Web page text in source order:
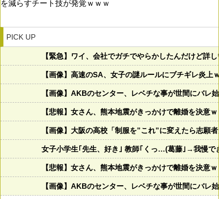
を減らすチート技が発覚ｗｗｗ
PICK UP
【緊急】ワイ、会社でガチでやらかしたんだけど詳
【画像】高速のSA、女子の謎ルールにブチギレ炎上
【画像】AKBのセンター、レベチな事が世間にバレ
【悲報】女さん、熊本地震がきっかけで離婚を決意
【画像】大阪の高校「制服を”これ”に変えたら志願
女子小学生｢先生、好き｣ 教師｢くっ…(葛藤｣→我慢で
【悲報】女さん、熊本地震がきっかけで離婚を決意
【画像】AKBのセンター、レベチな事が世間にバレ